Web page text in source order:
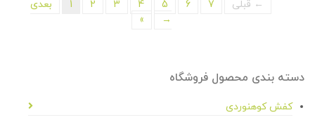
دسته بندی محصول فروشگاه
کفش کوهنوردی
← قبلی 1 2 3 4 5 6 7
بعدی
→
»